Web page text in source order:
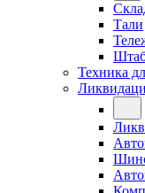
Тали
Техника